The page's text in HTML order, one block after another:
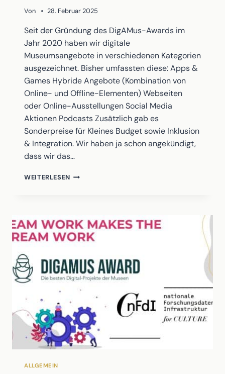
Von 28. Februar 2025
Seit der Gründung des DigAMus-Awards im
Jahr 2020 haben wir digitale
Museumsangebote in verschiedenen Kategorien
ausgezeichnet. Bisher umfassten diese: Apps &
Games Hybride Angebote (Kombination von
Online- und Offline-Elementen) Webseiten
oder Online-Ausstellungen Social Media
Aktionen Podcasts Zusätzlich gab es
Sonderpreise für Kleines Budget sowie Inklusion
& Integration. Wir haben ja schon angekündigt,
dass wir das…
WEITERLESEN DIGAMUS-
KATEGORIEN
UND
ALLES,
WAS
WISSEN
MUSST
ALLGEMEIN